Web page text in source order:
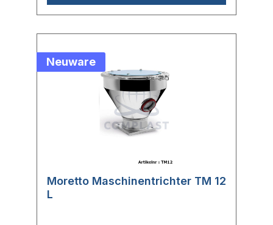
Neuware
Moretto Maschinentrichter TM 12
L